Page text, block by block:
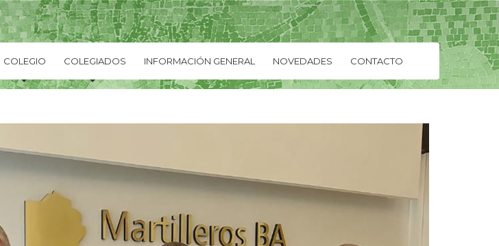
COLEGIO COLEGIADOS INFORMACIÓN GENERAL NOVEDADES CONTACTO